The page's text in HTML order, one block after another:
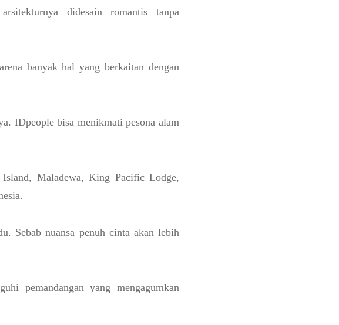
didesain romantis tanpa
banyak hal yang berkaitan dengan
IDpeople bisa menikmati pesona alam
Maladewa, King Pacific Lodge,
Sebab nuansa penuh cinta akan lebih
pemandangan yang mengagumkan